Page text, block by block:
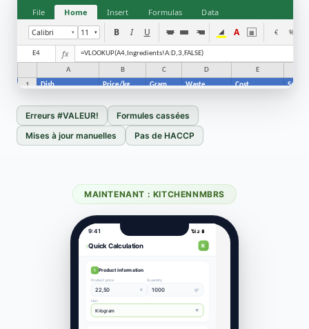
Erreurs #VALEUR!
Formules cassées
Mises à jour manuelles
Pas de HACCP
MAINTENANT : KITCHENNMBRS